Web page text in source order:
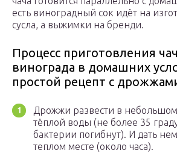
есть виноградный сок идёт на
сусла, а выжимки на бренди.
Процесс приготовления
винограда в домашних
простой рецепт с
Дрожжи развести в небольшом
тёплой воды (не более 35
бактерии погибнут). И дать
теплом месте (около часа).